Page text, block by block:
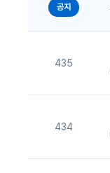
공지
435
434